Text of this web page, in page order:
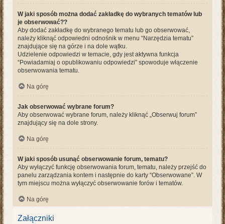
W jaki sposób można dodać zakładkę do wybranych tematów lub
je obserwować??
Aby dodać zakładkę do wybranego tematu lub go obserwować,
należy kliknąć odpowiedni odnośnik w menu “Narzędzia tematu”
znajdujące się na górze i na dole wątku.
Udzielenie odpowiedzi w temacie, gdy jest aktywna funkcja
“Powiadamiaj o opublikowaniu odpowiedzi” spowoduje włączenie
obserwowania tematu.
Na górę
Jak obserwować wybrane forum?
Aby obserwować wybrane forum, należy kliknąć „Obserwuj forum”
znajdujący się na dole strony.
Na górę
W jaki sposób usunąć obserwowanie forum, tematu?
Aby wyłączyć funkcję obserwowania forum, tematu, należy przejść do
panelu zarządzania kontem i następnie do karty “Obserwowane”. W
tym miejscu można wyłączyć obserwowanie forów i tematów.
Na górę
Załączniki